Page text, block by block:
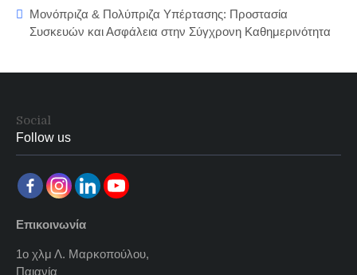
Μονόπριζα & Πολύπριζα Υπέρτασης: Προστασία
Συσκευών και Ασφάλεια στην Σύγχρονη Καθημερινότητα
Social
Follow us
Επικοινωνία
1ο χλμ Λ. Μαρκοπούλου,
Παιανία